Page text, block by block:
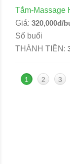
Tắm-Massage
Giá: 320,000đ/
Số buổi
THÀNH TIỀN:
1 2 3